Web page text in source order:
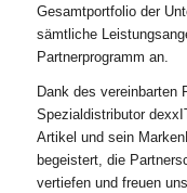
Gesamtportfolio der
sämtliche
Partnerprogramm an.
Dank des vereinbarten
Spezialdistributor
Artikel und sein
begeistert, die
vertiefen und freuen